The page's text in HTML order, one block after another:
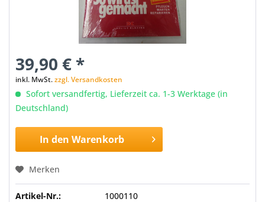
39,90 € *
inkl. MwSt.zzgl. Versandkosten
Sofort versandfertig, Lieferzeit ca. 1-3 Werktage (in
Deutschland)
In den Warenkorb
Merken
Artikel-Nr.: 1000110